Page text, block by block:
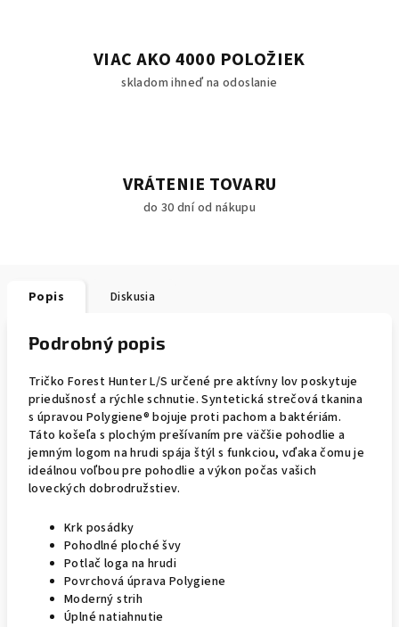
VIAC AKO 4000 POLOŽIEK
skladom ihneď na odoslanie
VRÁTENIE TOVARU
do 30 dní od nákupu
Popis Diskusia
Podrobný popis
Tričko Forest Hunter L/S určené pre aktívny lov poskytuje
priedušnosť a rýchle schnutie. Syntetická strečová tkanina
s úpravou Polygiene® bojuje proti pachom a baktériám.
Táto košeľa s plochým prešívaním pre väčšie pohodlie a
jemným logom na hrudi spája štýl s funkciou, vďaka čomu je
ideálnou voľbou pre pohodlie a výkon počas vašich
loveckých dobrodružstiev.
Krk posádky
Pohodlné ploché švy
Potlač loga na hrudi
Povrchová úprava Polygiene
Moderný strih
Úplné natiahnutie